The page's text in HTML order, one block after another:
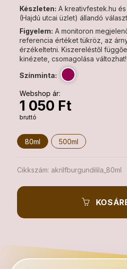
Készleten: A kreativfestek.hu
(Hajdú utcai üzlet) állandó
Figyelem: A monitoron
referencia értéket tükröz, az
érzékeltetni. Kiszereléstől
kinézete, csomagolása változhat!
Színminta:
Webshop ár:
1 050 Ft
bruttó
80ml 500ml
Cikkszám: akrilfburgundilila_80ml